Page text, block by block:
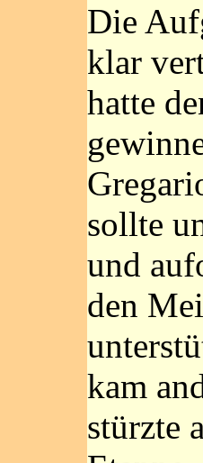
Die
klar
hatte
sollte
und
den
kam
stürzte